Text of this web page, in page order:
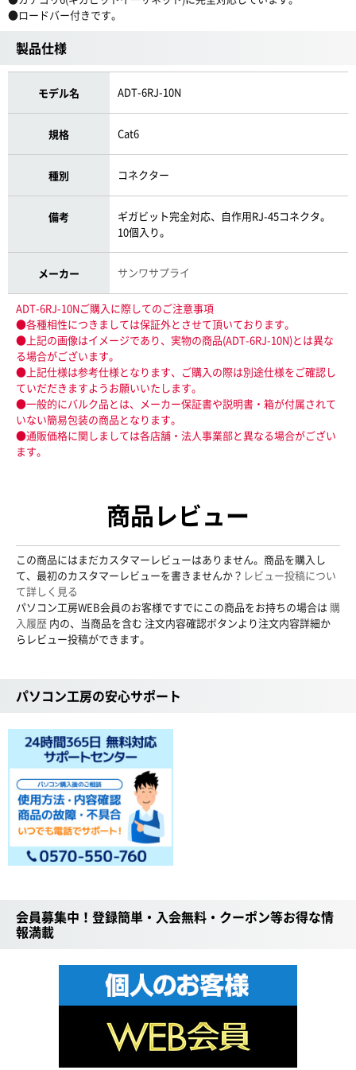
●ロードバー付きです。
製品仕様
モデル名 ADT-6RJ-10N
規格 Cat6
種別 コネクター
備考
ギガビット完全対応、自作用RJ-45コネクタ。
10個入り。
メーカー サンワサプライ
ADT-6RJ-10Nご購入に際してのご注意事項
●各種相性につきましては保証外とさせて頂いております。
●上記の画像はイメージであり、実物の商品(ADT-6RJ-10N)とは異な
る場合がございます。
●上記仕様は参考仕様となります、ご購入の際は別途仕様をご確認し
ていだだきますようお願いいたします。
●一般的にバルク品とは、メーカー保証書や説明書・箱が付属されて
いない簡易包装の商品となります。
●通販価格に関しましては各店舗・法人事業部と異なる場合がござい
ます。
商品レビュー
この商品にはまだカスタマーレビューはありません。商品を購入し
て、最初のカスタマーレビューを書きませんか？ レビュー投稿につい
て詳しく見る
パソコン工房WEB会員のお客様ですでにこの商品をお持ちの場合は 購
入履歴 内の、当商品を含む 注文内容確認ボタンより注文内容詳細か
らレビュー投稿ができます。
パソコン工房の安心サポート
会員募集中！登録簡単・入会無料・クーポン等お得な情
報満載